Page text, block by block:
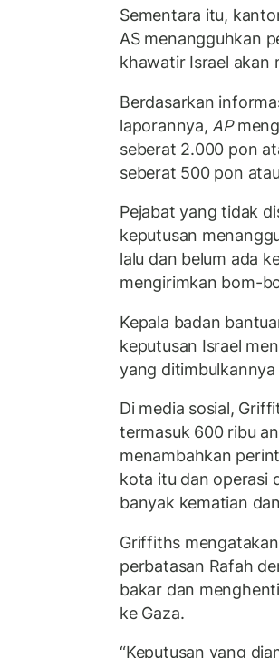
Sementara itu,
AS menangguhkan
khawatir Israel akan
Berdasarkan
laporannya, AP
seberat 2.000 pon
seberat 500 pon
Pejabat yang tidak
keputusan
lalu dan belum ada
mengirimkan bom-
Kepala badan
keputusan Israel
yang
Di media sosial,
termasuk 600 ribu
menambahkan
kota itu dan operasi
banyak kematian
Griffiths
perbatasan Rafah
bakar dan
ke Gaza.
“Keputusan yang